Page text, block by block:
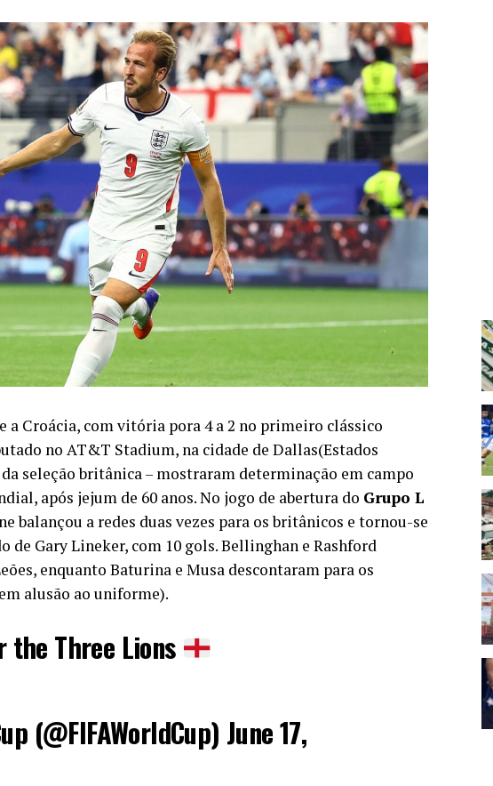
Croácia, com vitória pora 4 a 2 no primeiro clássico
no AT&T Stadium, na cidade de Dallas(Estados
seleção britânica – mostraram determinação em campo
após jejum de 60 anos. No jogo de abertura do Grupo L
balançou a redes duas vezes para os britânicos e tornou-se
Gary Lineker, com 10 gols. Bellinghan e Rashford
enquanto Baturina e Musa descontaram para os
alusão ao uniforme).
Three Lions
(@FIFAWorldCup) June 17,